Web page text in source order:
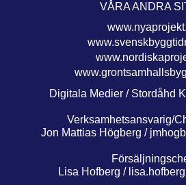
VÅRA ANDRA
Digitala Medier / Stordåhd
Verksamhetsansvarig/
Jon Mattias Högberg /
Lisa Hofberg /